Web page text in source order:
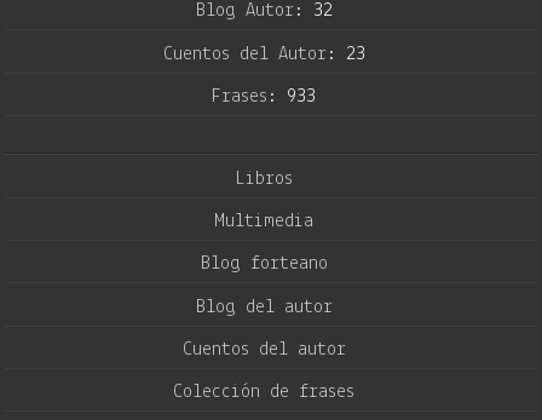
Blog Autor: 32
Cuentos del Autor: 23
Frases: 933
Libros
Multimedia
Blog forteano
Blog del autor
Cuentos del autor
Colección de frases